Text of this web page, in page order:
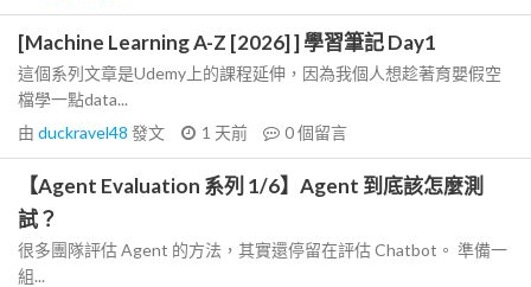
[Machine Learning A-Z [2026] ] 學習筆記 Day1
這個系列文章是Udemy上的課程延伸，因為我個人想趁著育嬰假空
檔學一點data...
由 duckravel48 發文 1 天前 0個留言
【Agent Evaluation 系列 1/6】Agent 到底該怎麼測
試？
很多團隊評估 Agent 的方法，其實還停留在評估 Chatbot。 準備一
組...